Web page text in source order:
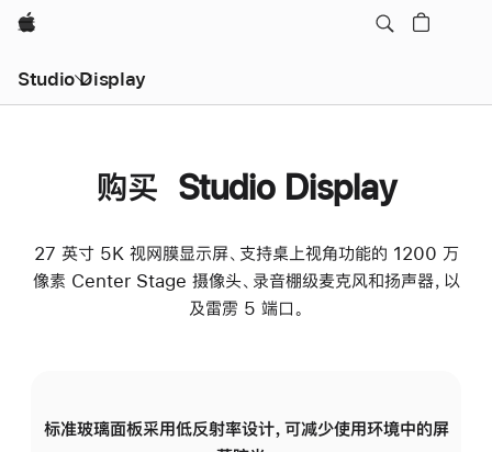
Apple
Studio Display
购买 Studio Display
27 英寸 5K 视网膜显示屏、支持桌上视角功能的 1200 万
像素 Center Stage 摄像头、录音棚级麦克风和扬声器，以
及雷雳 5 端口。
标准玻璃面板采用低反射率设计，可减少使用环境中的屏